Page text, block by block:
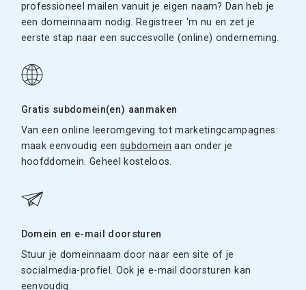
professioneel mailen vanuit je eigen naam? Dan heb je
een domeinnaam nodig. Registreer ‘m nu en zet je
eerste stap naar een succesvolle (online) onderneming.
Gratis subdomein(en) aanmaken
Van een online leeromgeving tot marketingcampagnes:
maak eenvoudig eensubdomein aan onder je
hoofddomein. Geheel kosteloos.
Domein en e-mail doorsturen
Stuur je domeinnaam door naar een site of je
socialmedia-profiel. Ook je e-mail doorsturen kan
eenvoudig.